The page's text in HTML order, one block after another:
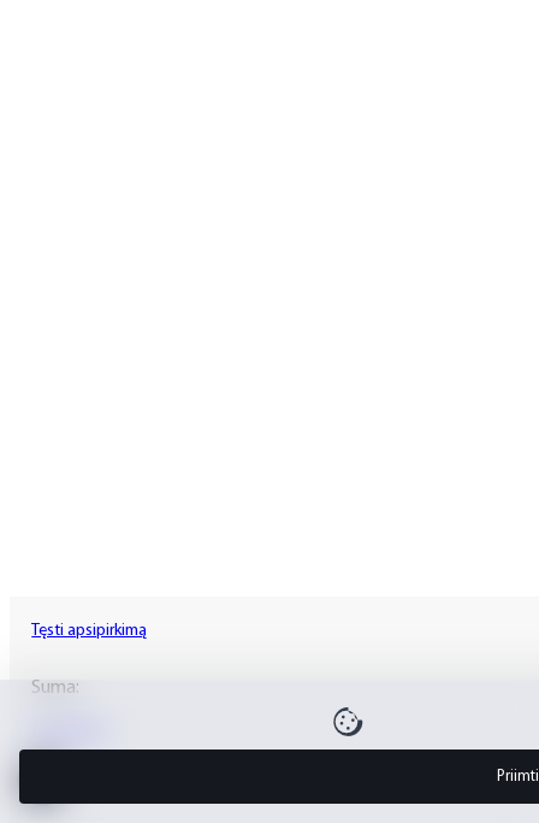
Tęsti apsipirkimą
Suma: